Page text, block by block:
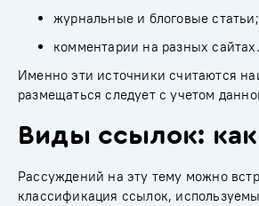
журнальные и блоговые статьи;
комментарии на разных сайтах.
Именно эти источники считаются
размещаться следует с учетом
Виды ссылок:
Рассуждений на эту тему можно
классификация ссылок,